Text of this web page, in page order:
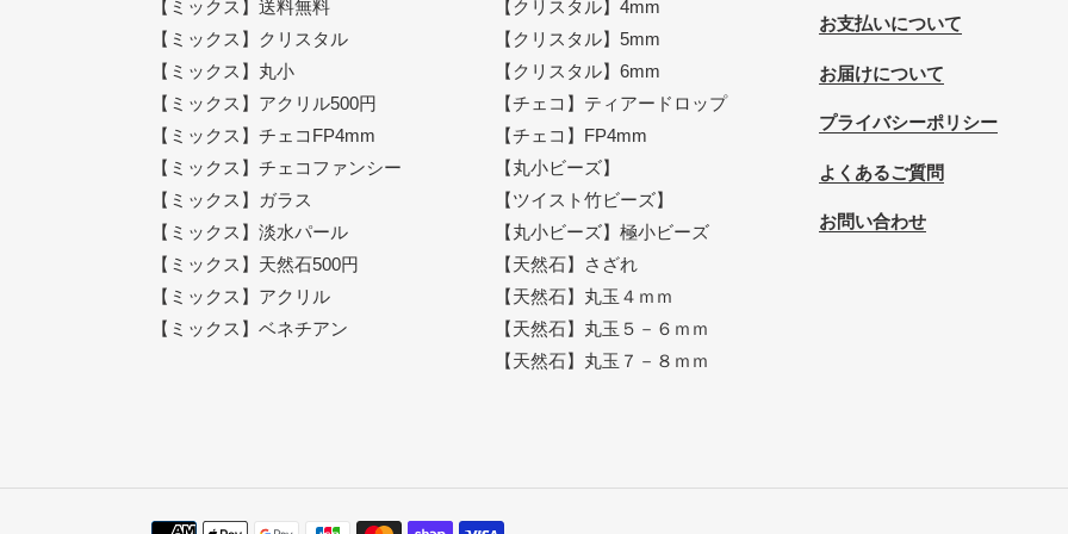
【ミックス】送料無料
【ミックス】クリスタル
【ミックス】丸小
【ミックス】アクリル500円
【ミックス】チェコFP4mm
【ミックス】チェコファンシー
【ミックス】ガラス
【ミックス】淡水パール
【ミックス】天然石500円
【ミックス】アクリル
【ミックス】ベネチアン
【クリスタル】4mm
【クリスタル】5mm
【クリスタル】6mm
【チェコ】ティアードロップ
【チェコ】FP4mm
【丸小ビーズ】
【ツイスト竹ビーズ】
【丸小ビーズ】極小ビーズ
【天然石】さざれ
【天然石】丸玉４ｍｍ
【天然石】丸玉５－６ｍｍ
【天然石】丸玉７－８ｍｍ
お支払いについて
お届けについて
プライバシーポリシー
よくあるご質問
お問い合わせ